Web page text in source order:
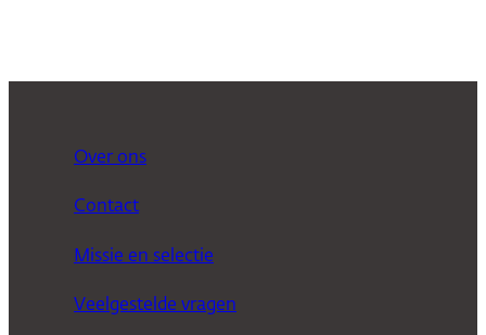
Over ons
Contact
Missie en selectie
Veelgestelde vragen